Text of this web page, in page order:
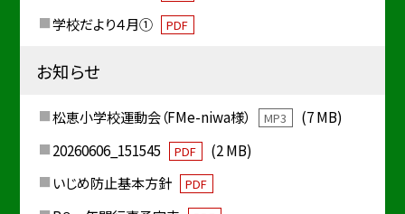
学校だより４月① PDF
お知らせ
松恵小学校運動会（FMe-niwa様） MP3
(7 MB)
20260606_151545
PDF
(2 MB)
いじめ防止基本方針
PDF